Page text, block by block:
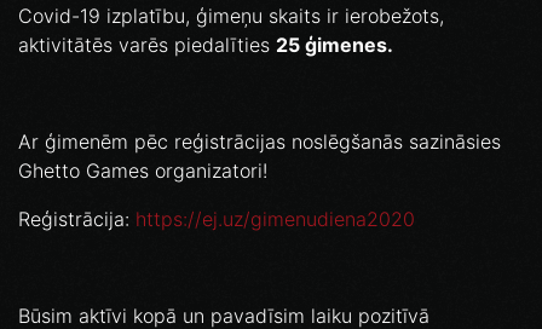
Covid-19 izplatību, ģimeņu skaits ir ierobežots,
aktivitātēs varēs piedalīties 25 ģimenes.
Ar ģimenēm pēc reģistrācijas noslēgšanās sazināsies
Ghetto Games organizatori!
Reģistrācija: https://ej.uz/gimenudiena2020
Būsim aktīvi kopā un pavadīsim laiku pozitīvā